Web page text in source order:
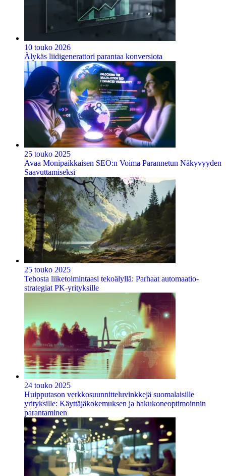
10 touko 2026
Älykäs liidigenerattori parantaa konversiota
25 touko 2025
Avaa Monipaikkaisen SEO:n Voima Parannetun Näkyvyyden
Saavuttamiseksi
25 touko 2025
Tehosta liiketoimintaasi tekoälyllä: Parhaat automaatio-
strategiat PK-yrityksille
24 touko 2025
Huipputason verkkosuunnitteluvinkkejä suomalaisille
yrityksille: Käyttäjäkokemuksen ja hakukoneoptimoinnin
parantaminen